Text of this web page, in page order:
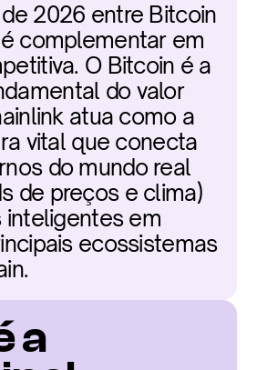
2026 entre Bitcoin
complementar em
O Bitcoin é a
do valor
atua como a
vital que conecta
do mundo real
de preços e clima)
em
ecossistemas
a